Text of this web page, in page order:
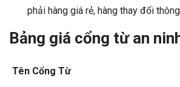
phải hàng giá rẻ, hàng thay đổi
Bảng giá cổng từ an
Tên Cổng Từ